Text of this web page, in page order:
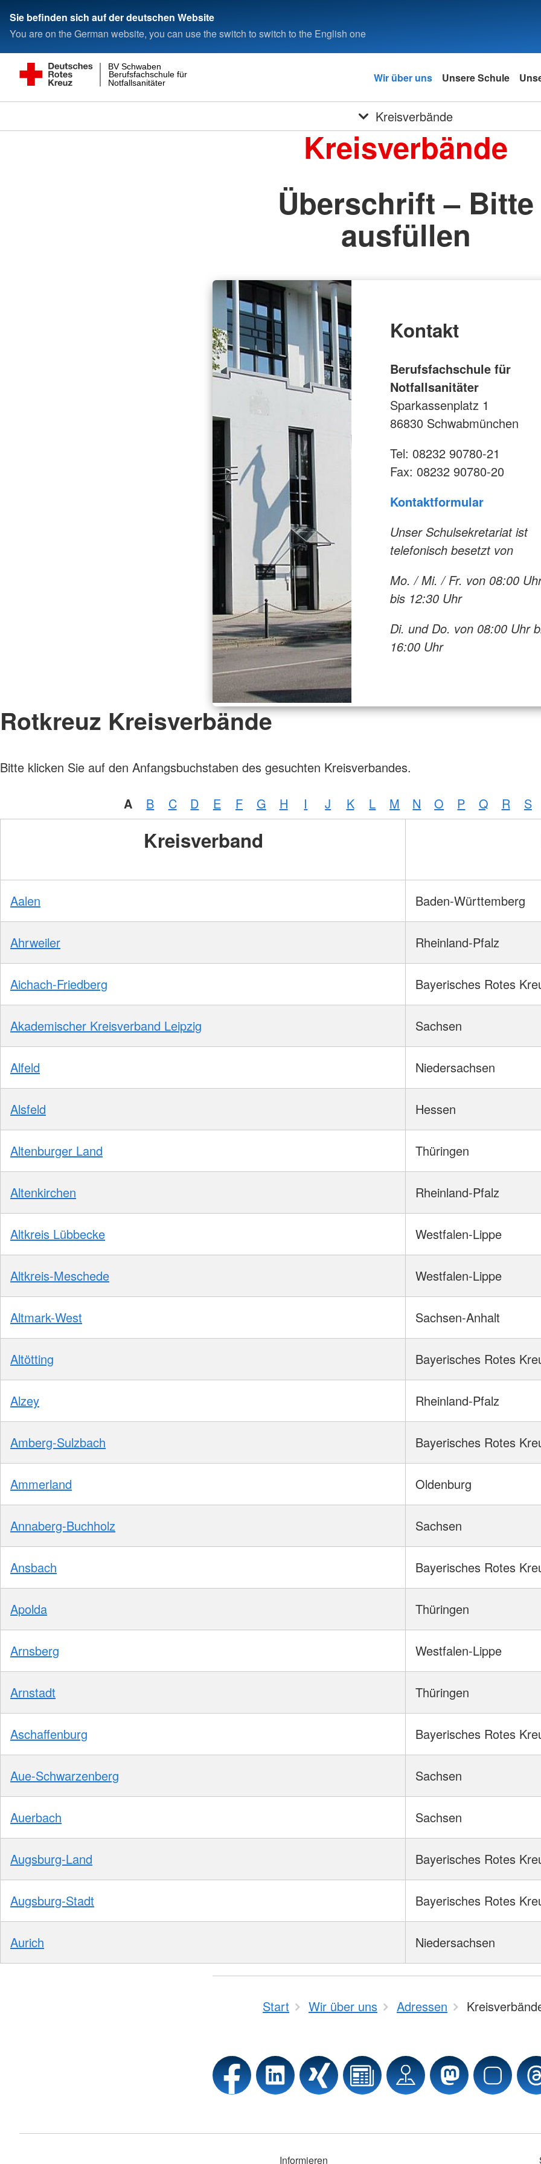
Sie befinden sich auf der deutschen Website
You are on the German website, you can use the switch to switch to the English one
Notfallsanitäter
Berufsfachschule für
BV Schwaben
Wir über uns Unsere Schule
Kreisverbände
Kreisverbände
Überschrift – Bitte
ausfüllen
Kontakt
Berufsfachschule für
Notfallsanitäter
Sparkassenplatz 1
86830 Schwabmünchen
Tel: 08232 90780-21
Fax: 08232 90780-20
Kontaktformular
Unser Schulsekretariat ist
telefonisch besetzt von
Mo. / Mi. / Fr. von 08:00
bis 12:30 Uhr
Di. und Do. von 08:00 Uhr
16:00 Uhr
Rotkreuz Kreisverbände
Bitte klicken Sie auf den Anfangsbuchstaben des gesuchten Kreisverbandes.
A B C D E F G H I J K L M N O P Q R S
Kreisverband
Aalen Baden-Württemberg
Ahrweiler Rheinland-Pfalz
Aichach-Friedberg Bayerisches Rotes
Akademischer Kreisverband Leipzig Sachsen
Alfeld Niedersachsen
Alsfeld Hessen
Altenburger Land Thüringen
Altenkirchen Rheinland-Pfalz
Altkreis Lübbecke Westfalen-Lippe
Altkreis-Meschede Westfalen-Lippe
Altmark-West Sachsen-Anhalt
Altötting Bayerisches Rotes
Alzey Rheinland-Pfalz
Amberg-Sulzbach Bayerisches Rotes
Ammerland Oldenburg
Annaberg-Buchholz Sachsen
Ansbach Bayerisches Rotes
Apolda Thüringen
Arnsberg Westfalen-Lippe
Arnstadt Thüringen
Aschaffenburg Bayerisches Rotes
Aue-Schwarzenberg Sachsen
Auerbach Sachsen
Augsburg-Land Bayerisches Rotes
Augsburg-Stadt Bayerisches Rotes
Aurich Niedersachsen
Start Wir über uns Adressen
Informieren